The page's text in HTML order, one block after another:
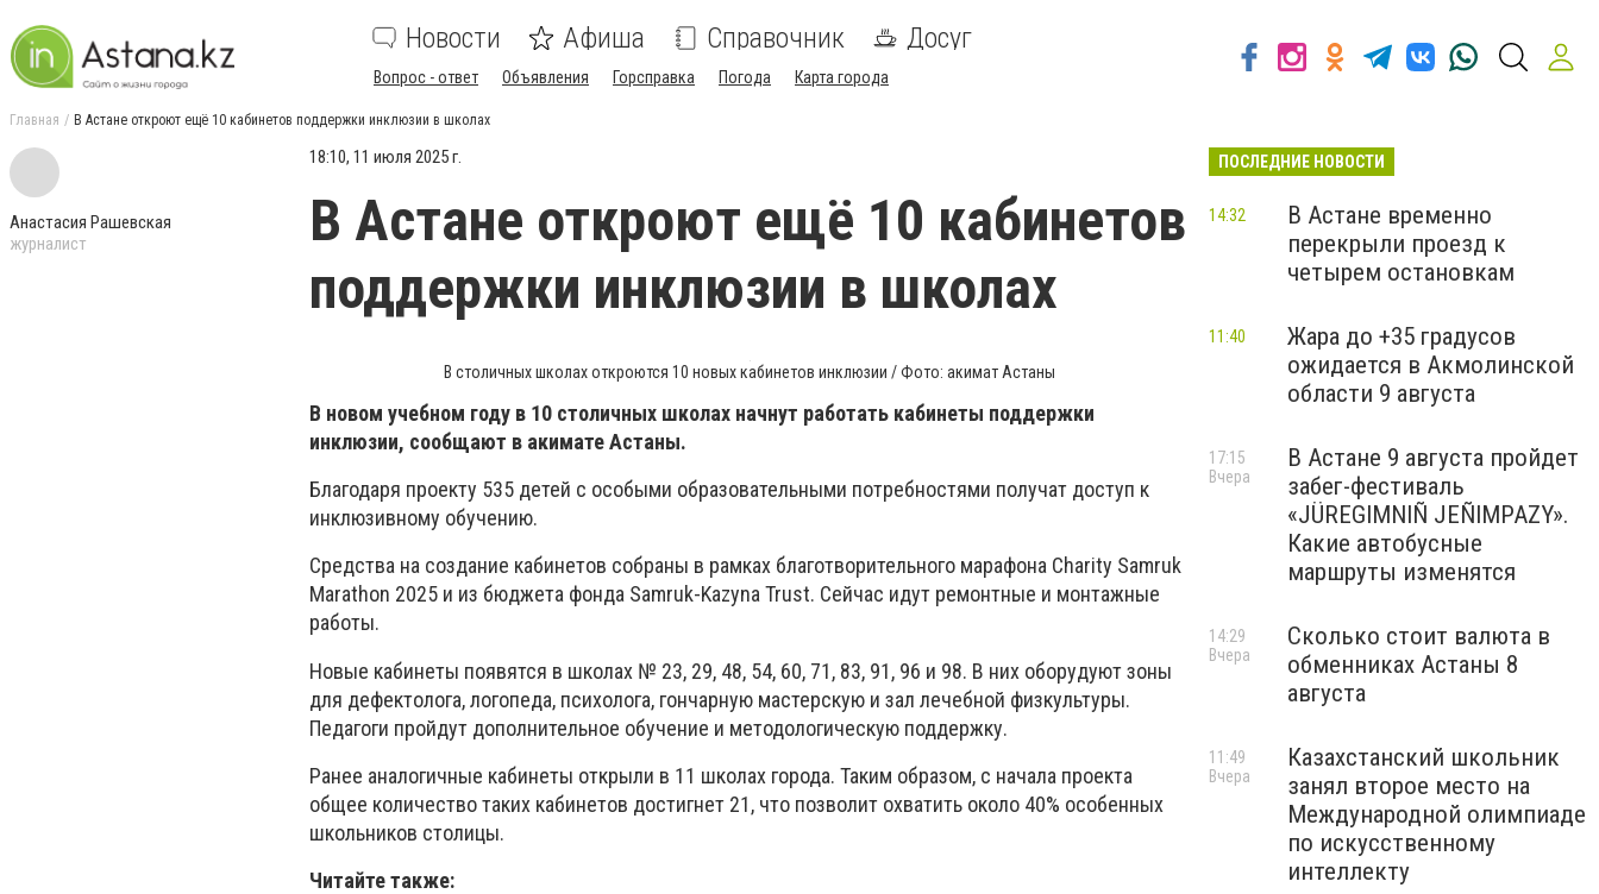
Новости Афиша Справочник Досуг
Вопрос - ответ Объявления Горсправка Погода Карта города
Главная В Астане откроют ещё 10 кабинетов поддержки инклюзии в школах
Анастасия Рашевская
журналист
18:10, 11 июля 2025 г.
В Астане откроют ещё 10 кабинетов
поддержки инклюзии в школах
В столичных школах откроются 10 новых кабинетов инклюзии / Фото: акимат Астаны
В новом учебном году в 10 столичных школах начнут работать кабинеты поддержки
инклюзии, сообщают в акимате Астаны.
Благодаря проекту 535 детей с особыми образовательными потребностями получат доступ к
инклюзивному обучению.
Средства на создание кабинетов собраны в рамках благотворительного марафона Charity Samruk
Marathon 2025 и из бюджета фонда Samruk-Kazyna Trust. Сейчас идут ремонтные и монтажные
работы.
Новые кабинеты появятся в школах № 23, 29, 48, 54, 60, 71, 83, 91, 96 и 98. В них оборудуют зоны
для дефектолога, логопеда, психолога, гончарную мастерскую и зал лечебной физкультуры.
Педагоги пройдут дополнительное обучение и методологическую поддержку.
Ранее аналогичные кабинеты открыли в 11 школах города. Таким образом, с начала проекта
общее количество таких кабинетов достигнет 21, что позволит охватить около 40% особенных
школьников столицы.
Читайте также:
ПОСЛЕДНИЕ НОВОСТИ
В Астане временно
перекрыли проезд к
четырем остановкам
14:32
Жара до +35 градусов
ожидается в Акмолинской
области 9 августа
11:40
В Астане 9 августа пройдет
забег-фестиваль
«JÜREGIMNIÑ JEÑIMPAZY».
Какие автобусные
маршруты изменятся
17:15
Вчера
Сколько стоит валюта в
обменниках Астаны 8
августа
14:29
Вчера
Казахстанский школьник
занял второе место на
Международной олимпиаде
по искусственному
интеллекту
11:49
Вчера